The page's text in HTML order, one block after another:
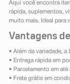
Aqui você encontra
rápida, suplementos,
muito mais. Ideal para
Vantagens
• Além da variedade,
• Entrega rápida em
• Parcelamento em
• Frete grátis em